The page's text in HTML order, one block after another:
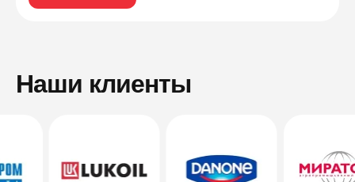
Наши клиенты